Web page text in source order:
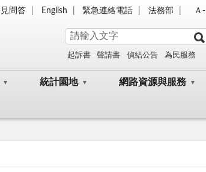
問答 English 緊急連絡電話 法務部 Ａ-
起訴書 聲請書 偵結公告 為民服務
統計園地 網路資源與服務